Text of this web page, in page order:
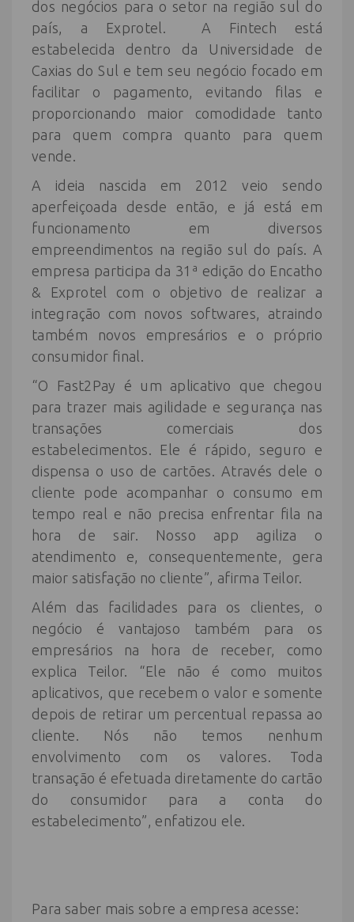
dos negócios para o setor na região sul do
país, a Exprotel. A Fintech está
estabelecida dentro da Universidade de
Caxias do Sul e tem seu negócio focado em
facilitar o pagamento, evitando filas e
proporcionando maior comodidade tanto
para quem compra quanto para quem
vende.
A ideia nascida em 2012 veio sendo
aperfeiçoada desde então, e já está em
funcionamento em diversos
empreendimentos na região sul do país. A
empresa participa da 31ª edição do Encatho
& Exprotel com o objetivo de realizar a
integração com novos softwares, atraindo
também novos empresários e o próprio
consumidor final.
“O Fast2Pay é um aplicativo que chegou
para trazer mais agilidade e segurança nas
transações comerciais dos
estabelecimentos. Ele é rápido, seguro e
dispensa o uso de cartões. Através dele o
cliente pode acompanhar o consumo em
tempo real e não precisa enfrentar fila na
hora de sair. Nosso app agiliza o
atendimento e, consequentemente, gera
maior satisfação no cliente”, afirma Teilor.
Além das facilidades para os clientes, o
negócio é vantajoso também para os
empresários na hora de receber, como
explica Teilor. “Ele não é como muitos
aplicativos, que recebem o valor e somente
depois de retirar um percentual repassa ao
cliente. Nós não temos nenhum
envolvimento com os valores. Toda
transação é efetuada diretamente do cartão
do consumidor para a conta do
estabelecimento”, enfatizou ele.
Para saber mais sobre a empresa acesse: